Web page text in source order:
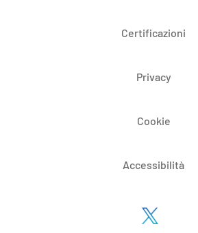
Certificazioni
Privacy
Cookie
Accessibilità